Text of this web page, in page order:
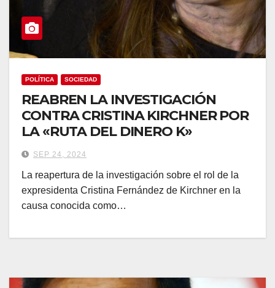
POLÍTICA SOCIEDAD
REABREN LA INVESTIGACIÓN
CONTRA CRISTINA KIRCHNER POR
LA «RUTA DEL DINERO K»
SEP 24, 2024
La reapertura de la investigación sobre el rol de la
expresidenta Cristina Fernández de Kirchner en la
causa conocida como…